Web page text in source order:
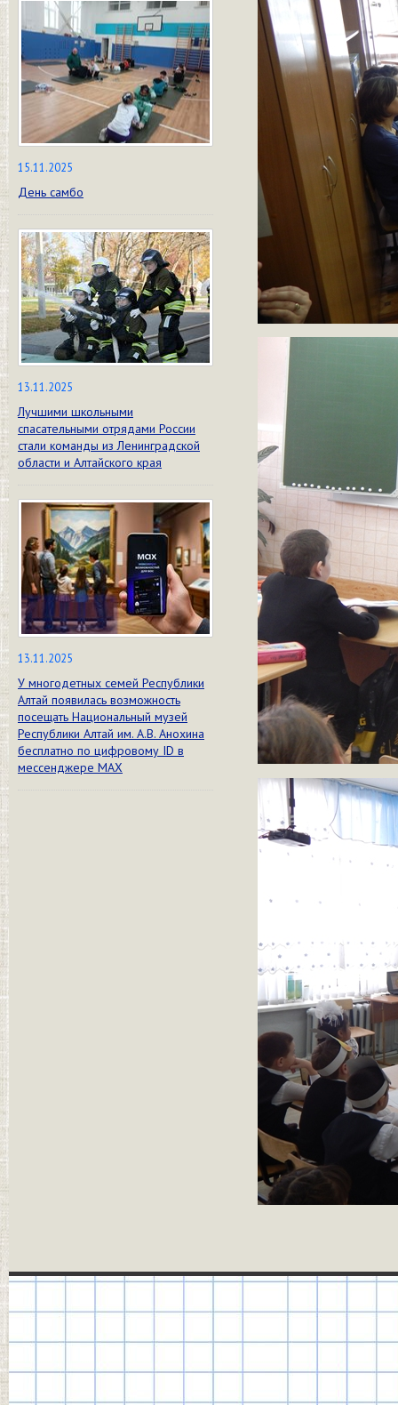
15.11.2025
День самбо
13.11.2025
Лучшими школьными
спасательными отрядами России
стали команды из Ленинградской
области и Алтайского края
13.11.2025
У многодетных семей Республики
Алтай появилась возможность
посещать Национальный музей
Республики Алтай им. А.В. Анохина
бесплатно по цифровому ID в
мессенджере МАХ